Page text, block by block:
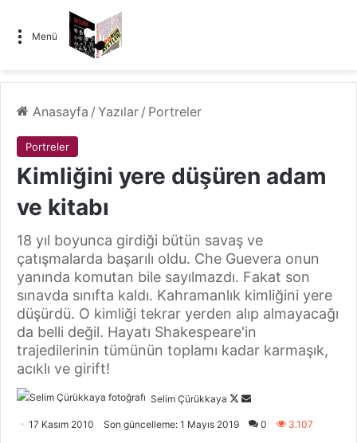
Menü
Anasayfa / Yazılar / Portreler
Portreler
Kimliğini yere düşüren adam
ve kitabı
18 yıl boyunca girdiği bütün savaş ve
çatışmalarda başarılı oldu. Che Guevera onun
yanında komutan bile sayılmazdı. Fakat son
sınavda sınıfta kaldı. Kahramanlık kimliğini yere
düşürdü. O kimliği tekrar yerden alıp almayacağı
da belli değil. Hayatı Shakespeare'in
trajedilerinin tümünün toplamı kadar karmaşık,
acıklı ve girift!
Selim Çürükkaya
F
i
17 Kasım 2010 Son güncelleme: 1 Mayıs 2019 0 3.107